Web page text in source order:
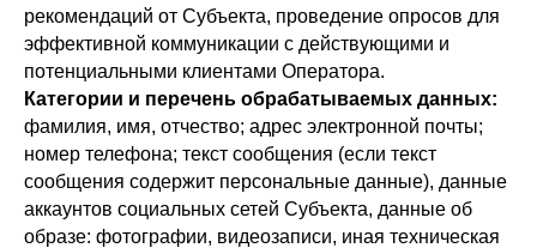
рекомендаций от Субъекта, проведение опросов для
эффективной коммуникации с действующими и
потенциальными клиентами Оператора.
Категории и перечень обрабатываемых данных:
фамилия, имя, отчество; адрес электронной почты;
номер телефона; текст сообщения (если текст
сообщения содержит персональные данные), данные
аккаунтов социальных сетей Субъекта, данные об
образе: фотографии, видеозаписи, иная техническая